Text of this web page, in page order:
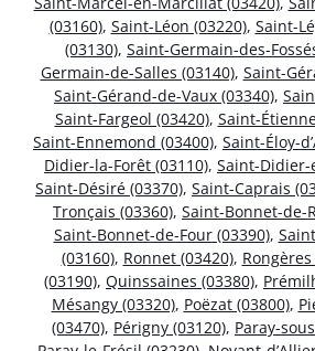
(03160), Saint-Léon (03220), Saint-
(03130), Saint-Germain-des-
Germain-de-Salles (03140), Saint-
Saint-Gérand-de-Vaux (03340),
Saint-Fargeol (03420), Saint-
Saint-Ennemond (03400), Saint-Éloy-
Didier-la-Forêt (03110), Saint-Didier-
Saint-Désiré (03370), Saint-Caprais
Tronçais (03360), Saint-Bonnet-de-
Saint-Bonnet-de-Four (03390),
(03160), Ronnet (03420),
(03190), Quinssaines (03380),
Mésangy (03320), Poëzat (03800),
(03470), Périgny (03120), Paray-